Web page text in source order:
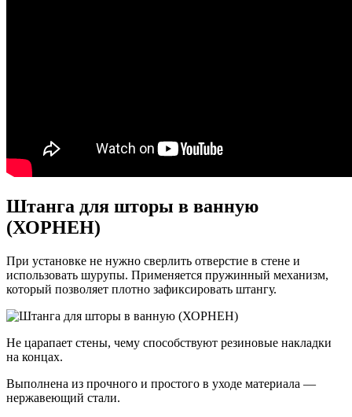
Штанга для шторы в ванную
(ХОРНЕН)
При установке не нужно сверлить отверстие в стене и
использовать шурупы. Применяется пружинный механизм,
который позволяет плотно зафиксировать штангу.
Не царапает стены, чему способствуют резиновые накладки
на концах.
Выполнена из прочного и простого в уходе материала —
нержавеющий стали.